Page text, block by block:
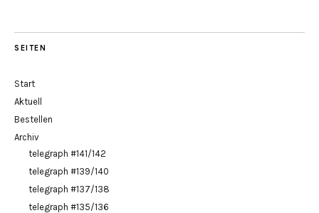
SEITEN
Start
Aktuell
Bestellen
Archiv
telegraph #141/142
telegraph #139/140
telegraph #137/138
telegraph #135/136